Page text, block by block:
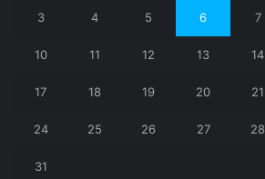
3 4 5 6 7
10 11 12 13 14
17 18 19 20 21
24 25 26 27 28
31